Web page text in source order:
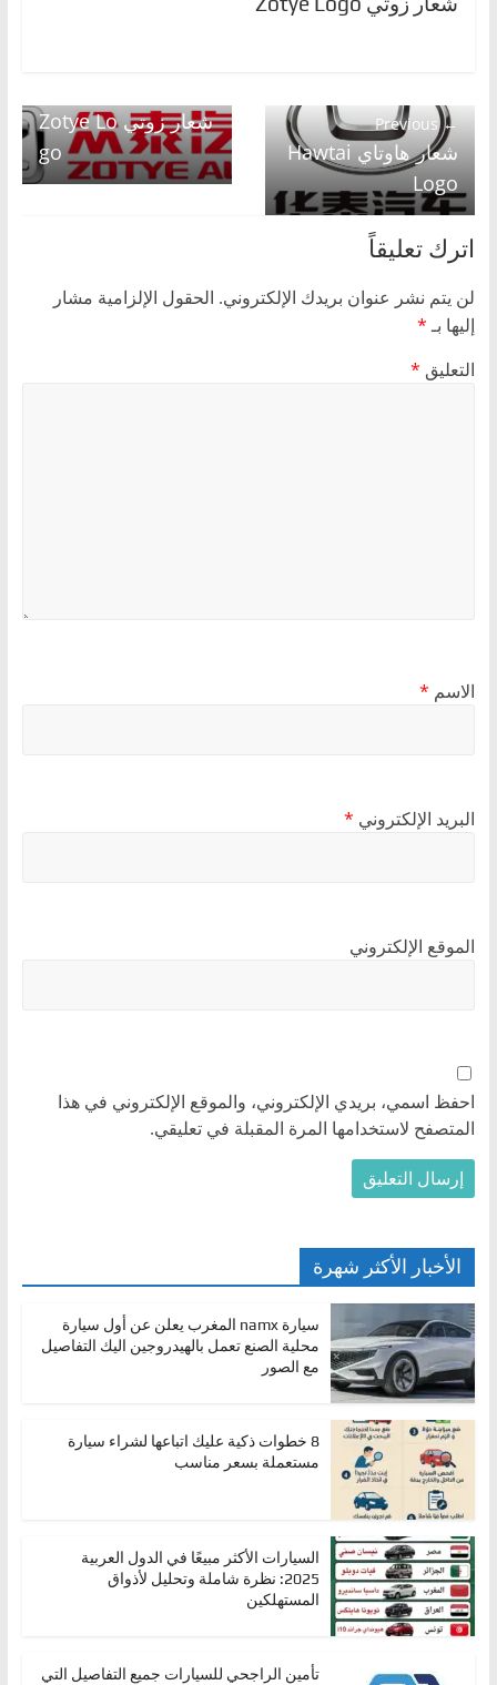
← Previous
شعار هاوتاي Hawtai
Logo
شعار زوتي Zotye Lo
go
اترك تعليقاً
لن يتم نشر عنوان بريدك الإلكتروني. الحقول الإلزامية مشار
إليها بـ*
التعليق *
الاسم *
البريد الإلكتروني *
الموقع الإلكتروني
احفظ اسمي، بريدي الإلكتروني، والموقع الإلكتروني في هذا
المتصفح لاستخدامها المرة المقبلة في تعليقي.
الأخبار الأكثر شهرة
سيارة namx المغرب يعلن عن أول سيارة
محلية الصنع تعمل بالهيدروجين اليك التفاصيل
مع الصور
8 خطوات ذكية عليك اتباعها لشراء سيارة
مستعملة بسعر مناسب
السيارات الأكثر مبيعًا في الدول العربية
2025: نظرة شاملة وتحليل لأذواق
المستهلكين
تأمين الراجحي للسيارات جميع التفاصيل التي